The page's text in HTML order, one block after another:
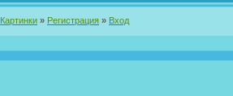
Картинки » Регистрация » Вход